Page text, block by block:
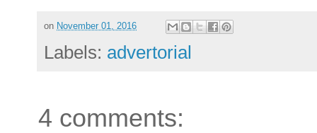
on November 01, 2016
Labels: advertorial
4 comments: